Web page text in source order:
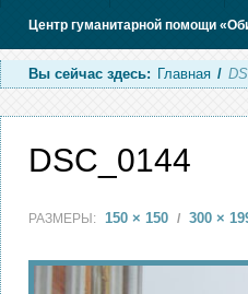
Центр гуманитарной помощи
Вы сейчас здесь: Главная /
DSC_0144
РАЗМЕРЫ: 150 × 150 / 300 ×